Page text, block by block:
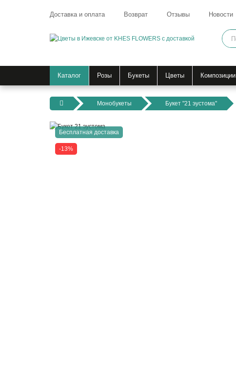
Доставка и оплата Возврат Отзывы Новости
Каталог Розы Букеты Цветы Композиции
Монобукеты Букет "21 эустома"
Бесплатная доставка
-13%